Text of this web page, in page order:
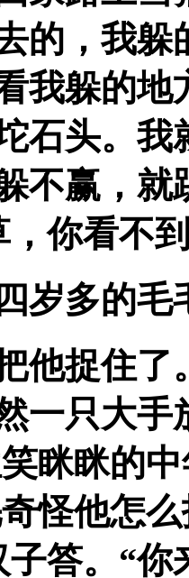
的，我躲
我躲的地
石头。
不赢，就
，你看不
岁多的毛
他捉住了
一只大手
眯眯的
怪他怎
答。“你